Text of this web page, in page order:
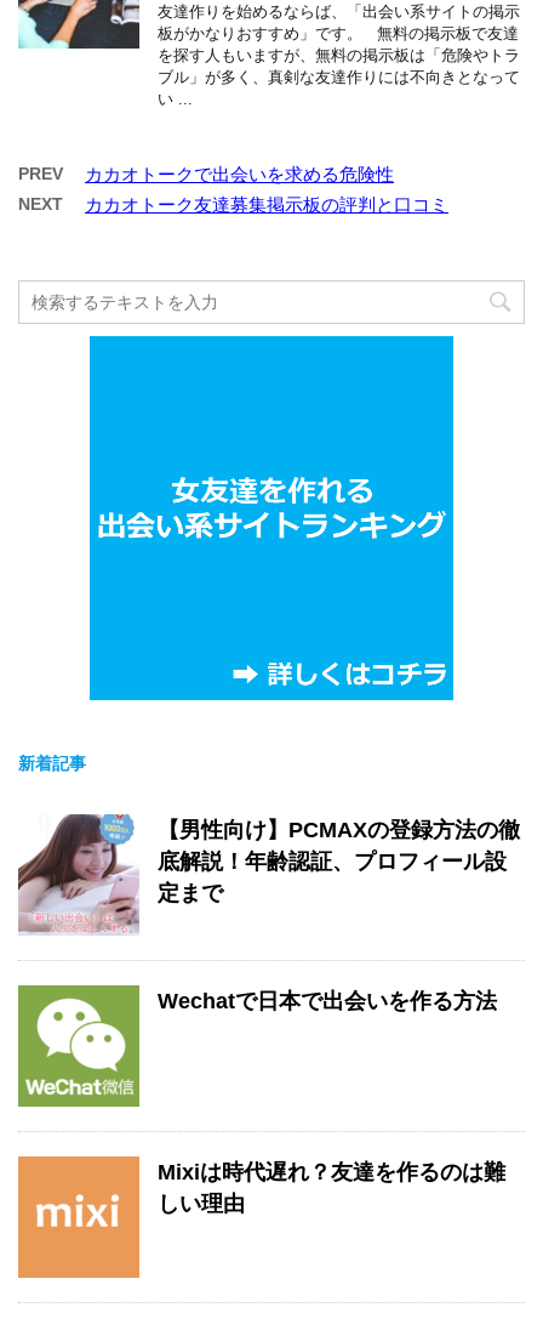
友達作りを始めるならば、「出会い系サイトの掲示
板がかなりおすすめ」です。 無料の掲示板で友達
を探す人もいますが、無料の掲示板は「危険やトラ
ブル」が多く、真剣な友達作りには不向きとなって
い ...
PREV カカオトークで出会いを求める危険性
NEXT カカオトーク友達募集掲示板の評判と口コミ
新着記事
【男性向け】PCMAXの登録方法の徹
底解説！年齢認証、プロフィール設
定まで
Wechatで日本で出会いを作る方法
Mixiは時代遅れ？友達を作るのは難
しい理由